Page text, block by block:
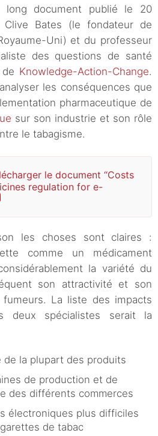
long document publié le 20
Clive Bates (le fondateur de
Uni) et du professeur
des questions de santé
Knowledge-Action-Change.
les conséquences que
pharmaceutique de
sur son industrie et son rôle
le tabagisme.
le document “Costs
regulation for e-
les choses sont claires :
comme un médicament
la variété du
son attractivité et son
La liste des impacts
deux spécialistes serait la
de la plupart des produits
de production et de
des différents commerces
électroniques plus difficiles
de tabac